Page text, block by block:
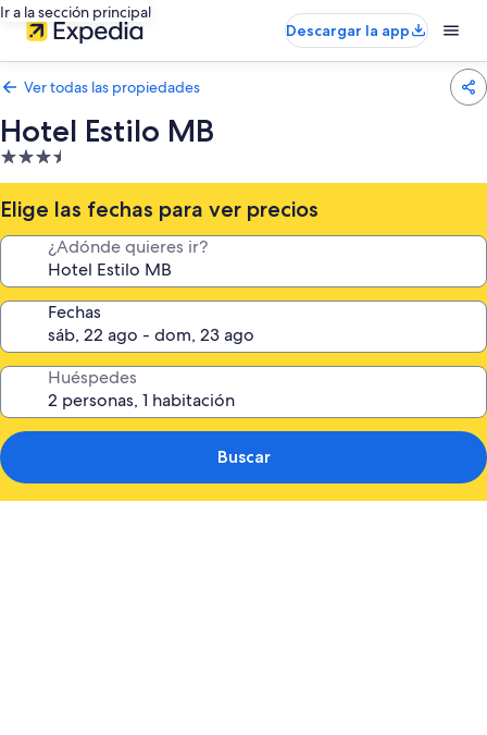
Ir a la sección principal
Descargar la app
Ver todas las propiedades
Hotel Estilo MB
Propiedad
de
3.5
estrellas
Elige las fechas para ver precios
¿Adónde quieres ir?
Fechas
Huéspedes
Buscar